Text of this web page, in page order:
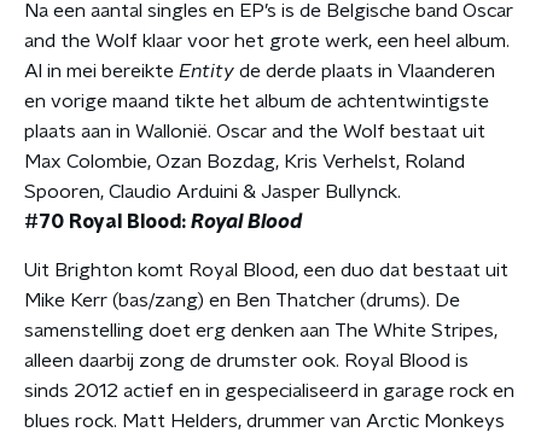
Na een aantal singles en EP’s is de Belgische band Oscar
and the Wolf klaar voor het grote werk, een heel album.
Al in mei bereikte Entity de derde plaats in Vlaanderen
en vorige maand tikte het album de achtentwintigste
plaats aan in Wallonië. Oscar and the Wolf bestaat uit
Max Colombie, Ozan Bozdag, Kris Verhelst, Roland
Spooren, Claudio Arduini & Jasper Bullynck.
#70 Royal Blood: Royal Blood
Uit Brighton komt Royal Blood, een duo dat bestaat uit
Mike Kerr (bas/zang) en Ben Thatcher (drums). De
samenstelling doet erg denken aan The White Stripes,
alleen daarbij zong de drumster ook. Royal Blood is
sinds 2012 actief en in gespecialiseerd in garage rock en
blues rock. Matt Helders, drummer van Arctic Monkeys